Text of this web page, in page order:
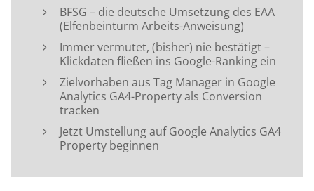
BFSG – die deutsche Umsetzung des EAA
(Elfenbeinturm Arbeits-Anweisung)
Immer vermutet, (bisher) nie bestätigt –
Klickdaten fließen ins Google-Ranking ein
Zielvorhaben aus Tag Manager in Google
Analytics GA4-Property als Conversion
tracken
Jetzt Umstellung auf Google Analytics GA4
Property beginnen